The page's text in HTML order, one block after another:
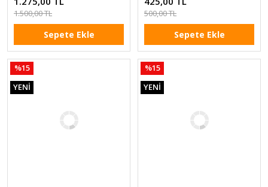
1.500,00 TL
Sepete Ekle
500,00 TL
Sepete Ekle
%15
YENİ
%15
YENİ